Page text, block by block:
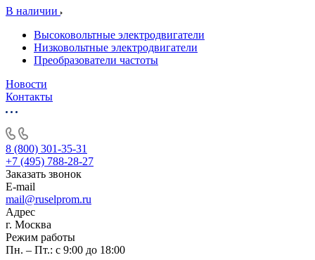
В наличии
Высоковольтные электродвигатели
Низковольтные электродвигатели
Преобразователи частоты
Новости
Контакты
8 (800) 301-35-31
+7 (495) 788-28-27
Заказать звонок
E-mail
mail@ruselprom.ru
Адрес
г. Москва
Режим работы
Пн. – Пт.: с 9:00 до 18:00